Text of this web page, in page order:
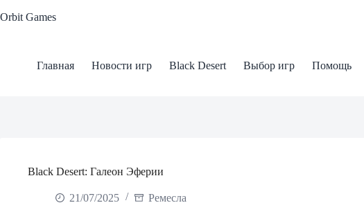
to
Orbit Games
Главная Новости игр Black Desert Выбор игр Помощь
Black Desert: Галеон Эферии
21/07/2025 Ремесла